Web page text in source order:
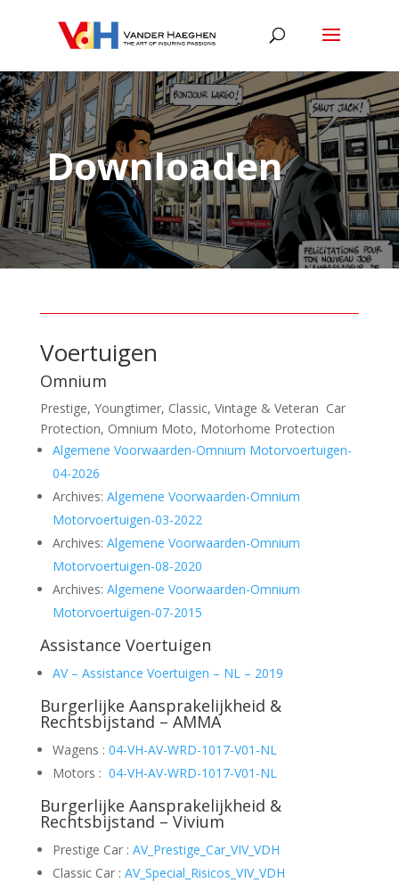
Downloaden
Voertuigen
Omnium
Prestige, Youngtimer, Classic, Vintage & Veteran Car
Protection, Omnium Moto, Motorhome Protection
Algemene Voorwaarden-Omnium Motorvoertuigen-
04-2026
Archives: Algemene Voorwaarden-Omnium
Motorvoertuigen-03-2022
Archives: Algemene Voorwaarden-Omnium
Motorvoertuigen-08-2020
Archives: Algemene Voorwaarden-Omnium
Motorvoertuigen-07-2015
Assistance Voertuigen
AV – Assistance Voertuigen – NL – 2019
Burgerlijke Aansprakelijkheid &
Rechtsbijstand – AMMA
Wagens : 04-VH-AV-WRD-1017-V01-NL
Motors : 04-VH-AV-WRD-1017-V01-NL
Burgerlijke Aansprakelijkheid &
Rechtsbijstand – Vivium
Prestige Car : AV_Prestige_Car_VIV_VDH
Classic Car : AV_Special_Risicos_VIV_VDH